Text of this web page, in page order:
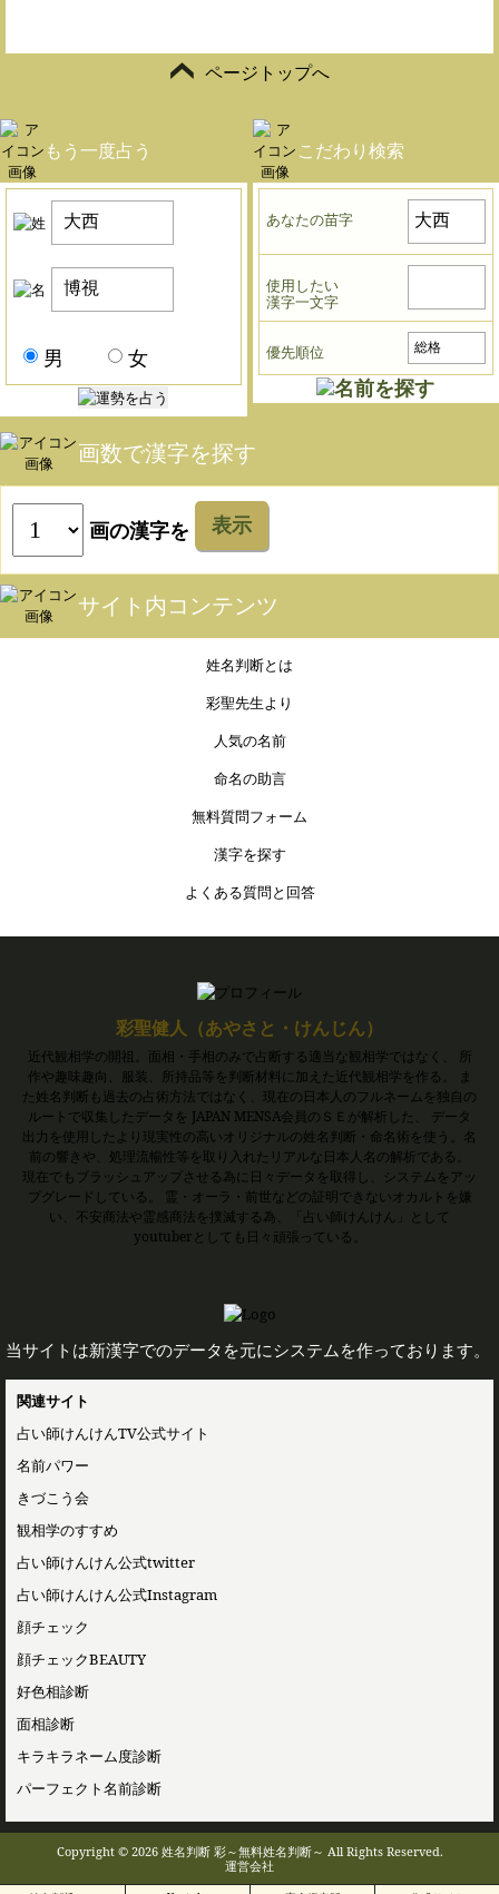
ページトップへ
もう一度占う
男 女
こだわり検索
あなたの苗字
使用したい
漢字一文字
優先順位
画数で漢字を探す
画の漢字を 表示
サイト内コンテンツ
姓名判断とは
彩聖先生より
人気の名前
命名の助言
無料質問フォーム
漢字を探す
よくある質問と回答
彩聖健人（あやさと・けんじん）
近代観相学の開祖。面相・手相のみで占断する適当な観相学ではなく、 所
作や趣味趣向、服装、所持品等を判断材料に加えた近代観相学を作る。 ま
た姓名判断も過去の占術方法ではなく、現在の日本人のフルネームを独自の
ルートで収集したデータを JAPAN MENSA会員のＳＥが解析した、 データ
出力を使用したより現実性の高いオリジナルの姓名判断・命名術を使う。名
前の響きや、処理流暢性等を取り入れたリアルな日本人名の解析である。
現在でもブラッシュアップさせる為に日々データを取得し、システムをアッ
プグレードしている。 霊・オーラ・前世などの証明できないオカルトを嫌
い、不安商法や霊感商法を撲滅する為、「占い師けんけん」として
youtuberとしても日々頑張っている。
当サイトは新漢字でのデータを元にシステムを作っております。
関連サイト
占い師けんけんTV公式サイト
名前パワー
きづこう会
観相学のすすめ
占い師けんけん公式twitter
占い師けんけん公式Instagram
顔チェック
顔チェックBEAUTY
好色相診断
面相診断
キラキラネーム度診断
パーフェクト名前診断
Copyright © 2026 姓名判断 彩～無料姓名判断～ All Rights Reserved.
運営会社